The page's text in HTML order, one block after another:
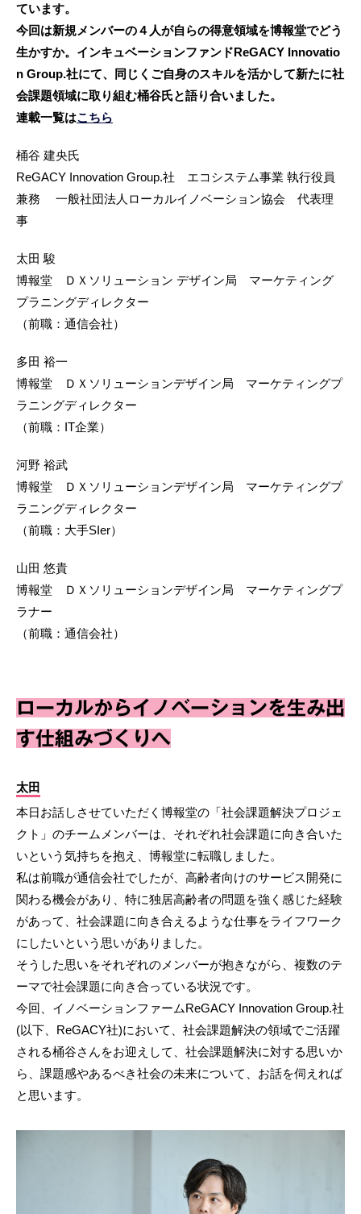
ています。
今回は新規メンバーの４人が自らの得意領域を博報堂でどう
生かすか。インキュベーションファンドReGACY Innovatio
n Group.社にて、同じくご自身のスキルを活かして新たに社
会課題領域に取り組む桶谷氏と語り合いました。
連載一覧はこちら
桶谷 建央氏
ReGACY Innovation Group.社 エコシステム事業 執行役員
兼務 一般社団法人ローカルイノベーション協会 代表理
事
太田 駿
博報堂 ＤＸソリューション デザイン局 マーケティング
プラニングディレクター
（前職：通信会社）
多田 裕一
博報堂 ＤＸソリューションデザイン局 マーケティングプ
ラニングディレクター
（前職：IT企業）
河野 裕武
博報堂 ＤＸソリューションデザイン局 マーケティングプ
ラニングディレクター
（前職：大手SIer）
山田 悠貴
博報堂 ＤＸソリューションデザイン局 マーケティングプ
ラナー
（前職：通信会社）
ローカルからイノベーションを生み出
す仕組みづくりへ
太田
本日お話しさせていただく博報堂の「社会課題解決プロジェ
クト」のチームメンバーは、それぞれ社会課題に向き合いた
いという気持ちを抱え、博報堂に転職しました。
私は前職が通信会社でしたが、高齢者向けのサービス開発に
関わる機会があり、特に独居高齢者の問題を強く感じた経験
があって、社会課題に向き合えるような仕事をライフワーク
にしたいという思いがありました。
そうした思いをそれぞれのメンバーが抱きながら、複数のテ
ーマで社会課題に向き合っている状況です。
今回、イノベーションファームReGACY Innovation Group.社
(以下、ReGACY社)において、社会課題解決の領域でご活躍
される桶谷さんをお迎えして、社会課題解決に対する思いか
ら、課題感やあるべき社会の未来について、お話を伺えれば
と思います。